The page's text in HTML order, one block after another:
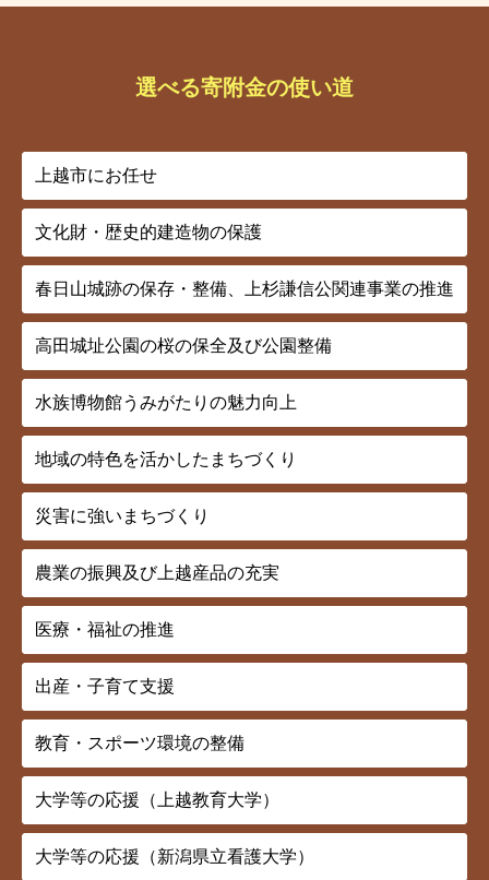
選べる寄附金の使い道
上越市にお任せ
文化財・歴史的建造物の保護
春日山城跡の保存・整備、上杉謙信公関連事業の推進
高田城址公園の桜の保全及び公園整備
水族博物館うみがたりの魅力向上
地域の特色を活かしたまちづくり
災害に強いまちづくり
農業の振興及び上越産品の充実
医療・福祉の推進
出産・子育て支援
教育・スポーツ環境の整備
大学等の応援（上越教育大学）
大学等の応援（新潟県立看護大学）